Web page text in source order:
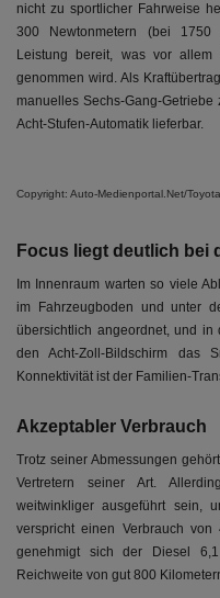
nicht zu sportlicher Fahrweise
300 Newtonmetern (bei 1750
Leistung bereit, was vor allem
genommen wird. Als
manuelles Sechs-Gang-
Acht-Stufen-Automatik lieferbar.
Copyright: Auto-Medienportal.Net/Toyota
Focus liegt deutlich bei
Im Innenraum warten so viele
im Fahrzeugboden und unter
übersichtlich angeordnet, und
den Acht-Zoll-Bildschirm das
Konnektivität ist der Familien-
Akzeptabler Verbrauch
Trotz seiner Abmessungen
Vertretern seiner Art.
weitwinkliger ausgeführt sein,
verspricht einen Verbrauch
genehmigt sich der Diesel
Reichweite von gut 800